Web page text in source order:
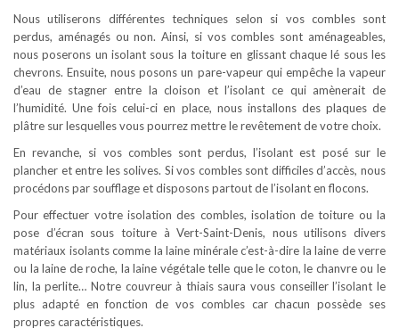
Nous utiliserons différentes techniques selon si vos combles sont
perdus, aménagés ou non. Ainsi, si vos combles sont aménageables,
nous poserons un isolant sous la toiture en glissant chaque lé sous les
chevrons. Ensuite, nous posons un pare-vapeur qui empêche la vapeur
d’eau de stagner entre la cloison et l’isolant ce qui amènerait de
l’humidité. Une fois celui-ci en place, nous installons des plaques de
plâtre sur lesquelles vous pourrez mettre le revêtement de votre choix.
En revanche, si vos combles sont perdus, l’isolant est posé sur le
plancher et entre les solives. Si vos combles sont difficiles d’accès, nous
procédons par soufflage et disposons partout de l’isolant en flocons.
Pour effectuer votre isolation des combles, isolation de toiture ou la
pose d’écran sous toiture à Vert-Saint-Denis, nous utilisons divers
matériaux isolants comme la laine minérale c’est-à-dire la laine de verre
ou la laine de roche, la laine végétale telle que le coton, le chanvre ou le
lin, la perlite… Notre couvreur à thiais saura vous conseiller l’isolant le
plus adapté en fonction de vos combles car chacun possède ses
propres caractéristiques.